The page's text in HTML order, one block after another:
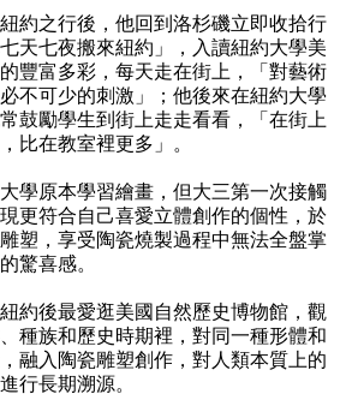
約之行後，他回到洛杉磯立即收拾行
天七夜搬來紐約」，入讀紐約大學美
豐富多彩，每天走在街上，「對藝術
不可少的刺激」；他後來在紐約大學
鼓勵學生到街上走走看看，「在街上
比在教室裡更多」。
學原本學習繪畫，但大三第一次接觸
更符合自己喜愛立體創作的個性，於
塑，享受陶瓷燒製過程中無法全盤掌
驚喜感。
約後最愛逛美國自然歷史博物館，觀
種族和歷史時期裡，對同一種形體和
融入陶瓷雕塑創作，對人類本質上的
行長期溯源。